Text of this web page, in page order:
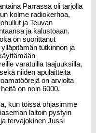
Parrassa oli tarjolla
kolme radiokerhoa,
ja Teuvan
ja kalustoaan.
on suorittanut
tutkinnon ja
varatuilla taajuuksilla,
niiden apulaitteita
on arviolta
on noin 6000.
kun töissä ohjasimme
laitoin pystyin
tervajokinen Jussi